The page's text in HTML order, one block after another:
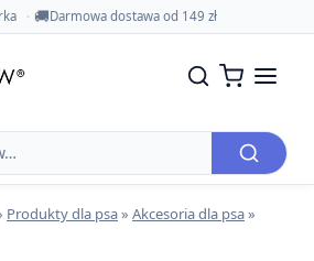
🚚Darmowa dostawa od 149 zł
Produkty dla psa» Akcesoria dla psa»